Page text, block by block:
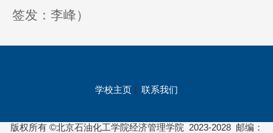
签发：李峰）
学校主页 | 联系我们
版权所有 ©北京石油化工学院经济管理学院 2023-2028 邮编：